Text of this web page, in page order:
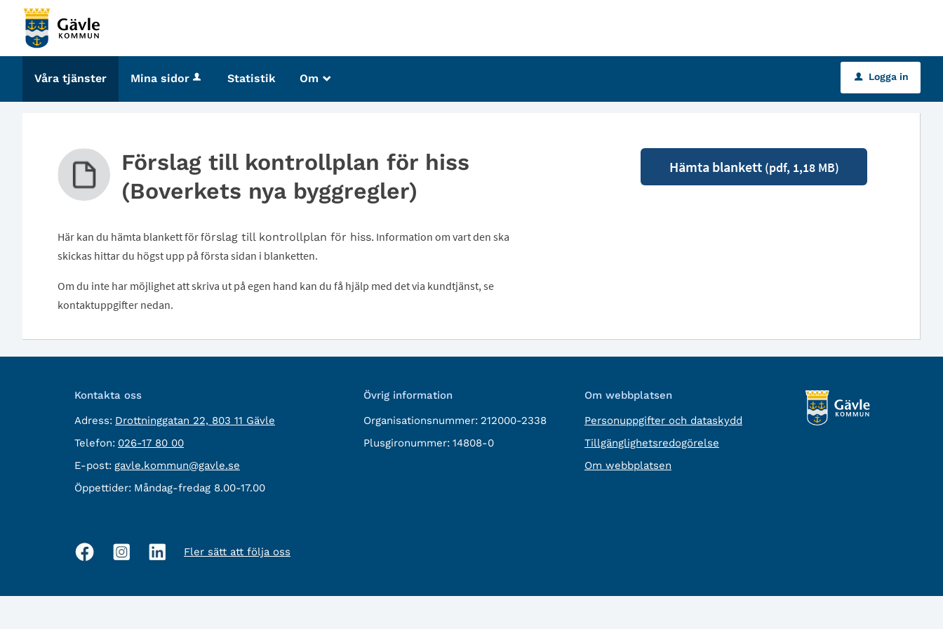
Välkommen
tjänster
Gävle
kommun
Våra tjänster Mina sidor Statistik Om _ u Logga in
Förslag till kontrollplan för hiss
(Boverkets nya byggregler)
Här kan du hämta blankett för förslag till kontrollplan för hiss. Information om vart den ska
skickas hittar du högst upp på första sidan i blanketten.
Om du inte har möjlighet att skriva ut på egen hand kan du få hjälp med det via kundtjänst, se
kontaktuppgifter nedan.
Hämta blankett(pdf, 1,18 MB)
Kontakta oss
Adress: besöksadress:
Drottninggatan 22, 803 11 Gävle
Telefon: Telefon:
026-17 80 00
E-post: E-
post:
gavle.kommun@gavle.se
Öppettider: Måndag-fredag 8.00-17.00
Övrig information
Organisationsnummer: 212000-2338
Plusgironummer: 14808-0
Om webbplatsen
Personuppgifter och dataskydd
Tillgänglighetsredogörelse
Om webbplatsen
Sociala
Fler sätt att följa oss